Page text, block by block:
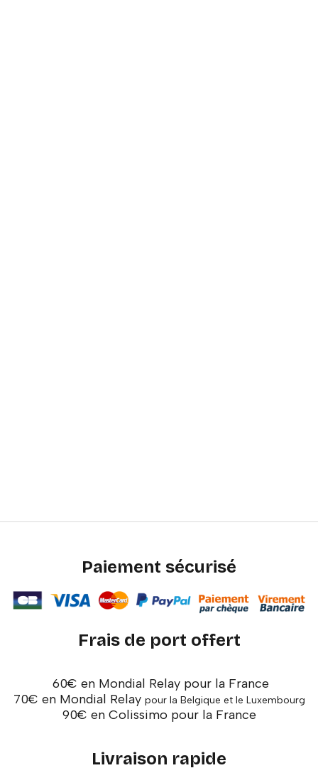
Paiement sécurisé
Frais de port offert
60€ en Mondial Relay pour la France
70€ en Mondial Relay pour la Belgique et le Luxembourg
90€ en Colissimo pour la France
Livraison rapide